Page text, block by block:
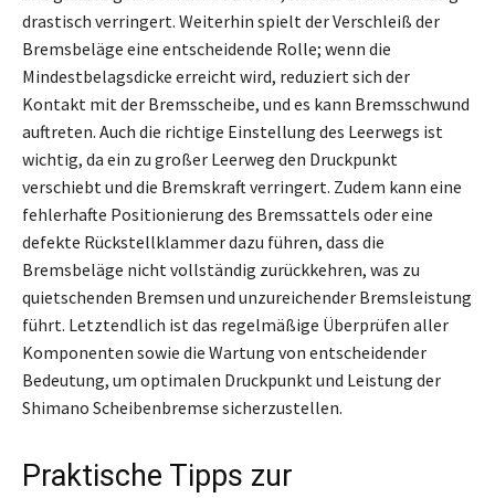
drastisch verringert. Weiterhin spielt der Verschleiß der
Bremsbeläge eine entscheidende Rolle; wenn die
Mindestbelagsdicke erreicht wird, reduziert sich der
Kontakt mit der Bremsscheibe, und es kann Bremsschwund
auftreten. Auch die richtige Einstellung des Leerwegs ist
wichtig, da ein zu großer Leerweg den Druckpunkt
verschiebt und die Bremskraft verringert. Zudem kann eine
fehlerhafte Positionierung des Bremssattels oder eine
defekte Rückstellklammer dazu führen, dass die
Bremsbeläge nicht vollständig zurückkehren, was zu
quietschenden Bremsen und unzureichender Bremsleistung
führt. Letztendlich ist das regelmäßige Überprüfen aller
Komponenten sowie die Wartung von entscheidender
Bedeutung, um optimalen Druckpunkt und Leistung der
Shimano Scheibenbremse sicherzustellen.
Praktische Tipps zur